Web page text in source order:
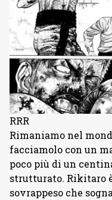
RRR
Rimaniamo nel
facciamolo con un
poco più di un
strutturato. Rikitaro
sovrappeso che